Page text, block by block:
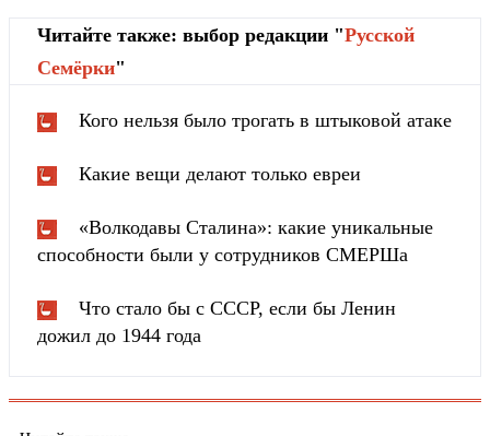
Читайте также: выбор редакции "Русской
Cемёрки"
Кого нельзя было трогать в штыковой атаке
Какие вещи делают только евреи
«Волкодавы Сталина»: какие уникальные
способности были у сотрудников СМЕРШа
Что стало бы с СССР, если бы Ленин
дожил до 1944 года